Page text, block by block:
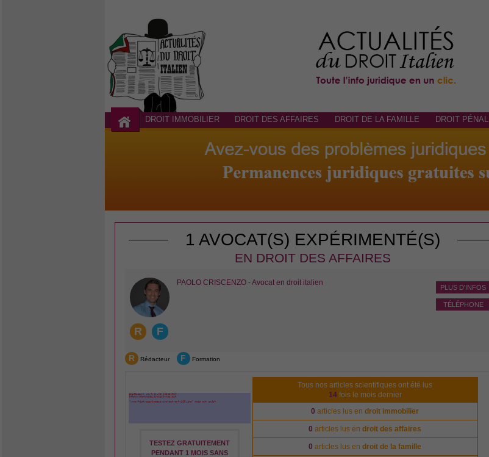
DROIT IMMOBILIER DROIT DES AFFAIRES DROIT DE LA FAMILLE DROIT PÉNAL
1 AVOCAT(S) EXPÉRIMENTÉ(S)
EN DROIT DES AFFAIRES
R F
PLUS D'INFOS
TÉLÉPHONE
PAOLO CRISCENZO - Avocat en droit italien
R Rédacteur F Formation
TESTEZ GRATUITEMENT
PENDANT 1 MOIS SANS
Tous nos articles scientifiques ont été lus
14fois le mois dernier
0 articles lus endroit immobilier
0 articles lus endroit des affaires
0 articles lus endroit de la famille